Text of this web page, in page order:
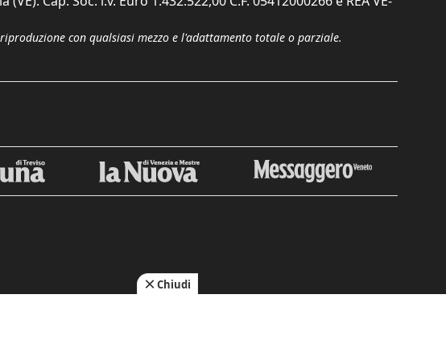
con qualsiasi mezzo e l'adattamento totale o parziale.
Chiudi